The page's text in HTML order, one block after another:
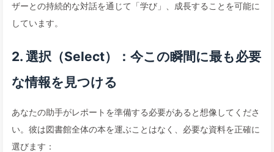
ザーとの持続的な対話を通じて「学び」、成長することを可能に
しています。
2. 選択（Select）：今この瞬間に最も必要
な情報を見つける
あなたの助手がレポートを準備する必要があると想像してくださ
い。彼は図書館全体の本を運ぶことはなく、必要な資料を正確に
選びます：